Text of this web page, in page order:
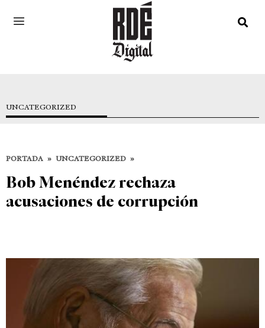
UNCATEGORIZED
PORTADA » UNCATEGORIZED »
Bob Menéndez rechaza
acusaciones de corrupción